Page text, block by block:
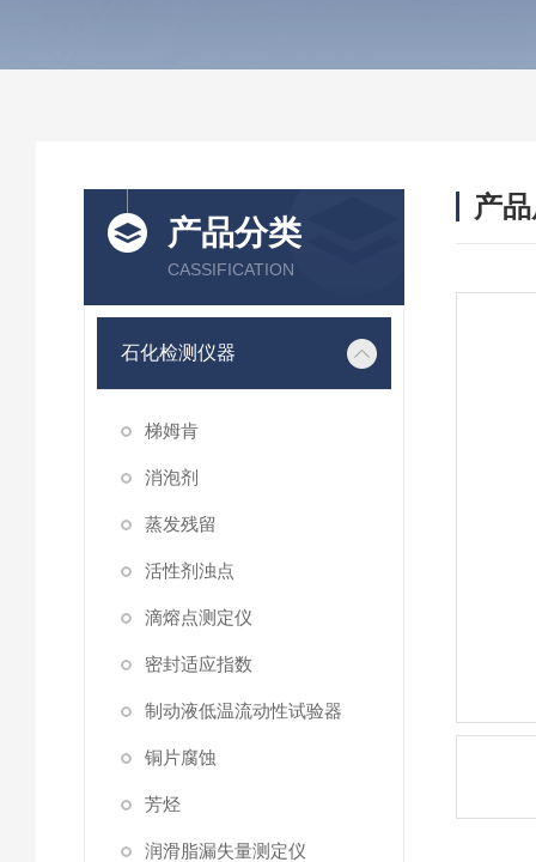
产品分类
CASSIFICATION
石化检测仪器
梯姆肯
消泡剂
蒸发残留
活性剂浊点
滴熔点测定仪
密封适应指数
制动液低温流动性试验器
铜片腐蚀
芳烃
润滑脂漏失量测定仪
产